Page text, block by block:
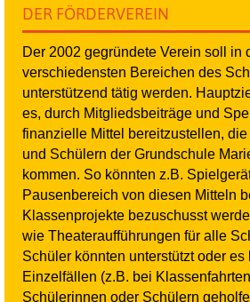
DER FÖRDERVEREIN
Der 2002 gegründete Verein soll in
verschiedensten Bereichen des
unterstützend tätig werden.
es, durch Mitgliedsbeiträge und
finanzielle Mittel bereitzustellen,
und Schülern der Grundschule
kommen. So könnten z.B.
Pausenbereich von diesen Mitteln
Klassenprojekte bezuschusst
wie Theateraufführungen für alle
Schüler könnten unterstützt oder es
Einzelfällen (z.B. bei
Schülerinnen oder Schülern